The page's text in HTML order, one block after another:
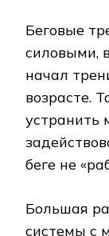
Беговые
силовыми,
начал
возрасте.
устранить
беге не
Большая
системы с